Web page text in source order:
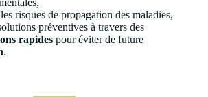
risques de propagation des maladies,
préventives à travers des
rapides pour éviter de future
.